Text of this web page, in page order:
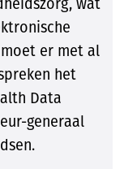
wat
moet er met al
het
Data
generaal